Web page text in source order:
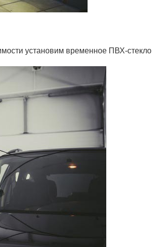
установим временное ПВХ-стекло